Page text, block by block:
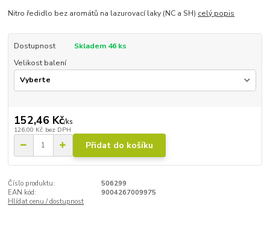
Nitro ředidlo bez aromátů na lazurovací laky (NC a SH) celý popis
Dostupnost
Skladem 46 ks
Velikost balení
152,46 Kč/ks
126,00 Kč bez DPH
Přidat do košíku
Číslo produktu:
506299
EAN kód:
9004267009975
Hlídat cenu / dostupnost